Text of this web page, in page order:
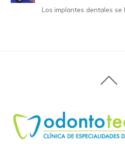
Los implantes dentales